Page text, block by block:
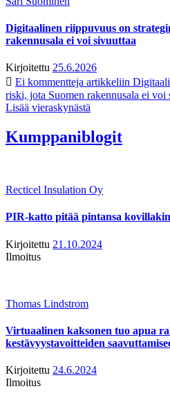
Digitaalinen riippuvuus on
rakennusala ei voi sivuuttaa
Kirjoitettu 25.6.2026
Ei kommentteja artikkeliin
riski, jota Suomen rakennusala ei voi
Lisää vieraskynästä
Kumppaniblogit
Recticel Insulation Oy
PIR-katto pitää pintansa
Kirjoitettu 21.10.2024
Ilmoitus
Thomas Lindstrom
Virtuaalinen kaksonen tuo apua
kestävyystavoitteiden
Kirjoitettu 24.6.2024
Ilmoitus